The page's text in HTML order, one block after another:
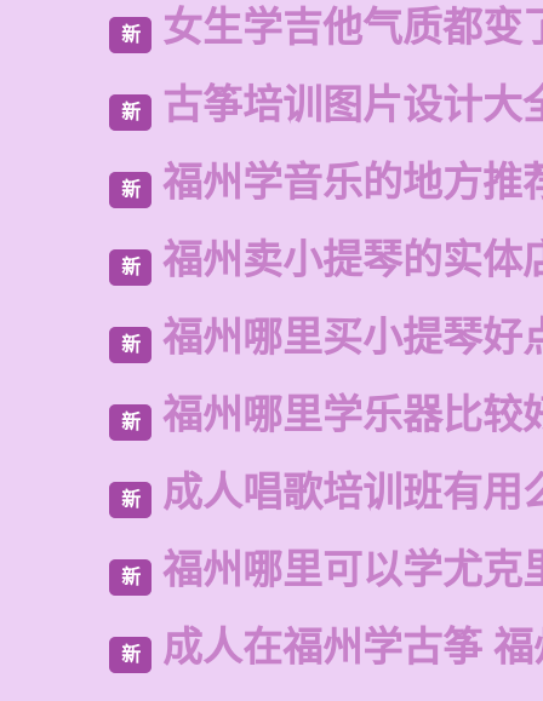
新 女生学吉他气质都变
新 古筝培训图片设计大
新 福州学音乐的地方推
新 福州卖小提琴的实体
新 福州哪里买小提琴好
新 福州哪里学乐器比较
新 成人唱歌培训班有用
新 福州哪里可以学尤克
新 成人在福州学古筝